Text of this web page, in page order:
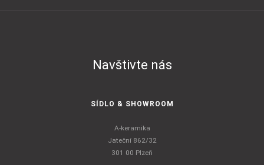
Navštivte nás
SÍDLO & SHOWROOM
A-keramika
Jateční 862/32
301 00 Plzeň